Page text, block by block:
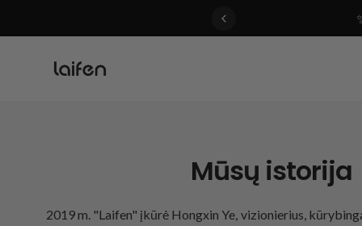
Mūsų istorija
2019 m. "Laifen" įkūrė Hongxin Ye, vizionierius,